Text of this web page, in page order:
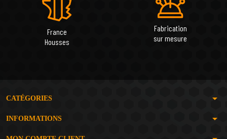
France
Housses
Fabrication
sur mesure
CATÉGORIES arrow_drop_down
INFORMATIONS arrow_drop_down